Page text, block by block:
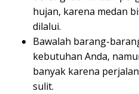
hujan, karena medan
dilalui.
Bawalah barang-
kebutuhan Anda,
banyak karena
sulit.